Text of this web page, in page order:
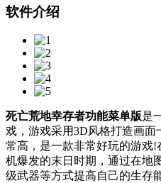
软件介绍
死亡荒地幸存者功能菜单版是
戏，游戏采用3D风格打造画
常高，是一款非常好玩的游戏
机爆发的末日时期，通过在地
级武器等方式提高自己的生存